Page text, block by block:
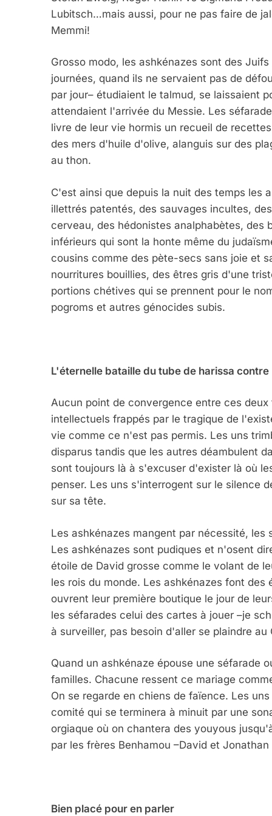
Lubitsch…mais aussi, pour ne pas faire de
Memmi!
Grosso modo, les ashkénazes sont des
journées, quand ils ne servaient pas de
par jour– étudiaient le talmud, se laissaient
attendaient l'arrivée du Messie. Les
livre de leur vie hormis un recueil de
des mers d'huile d'olive, alanguis sur des
au thon.
C'est ainsi que depuis la nuit des temps les
illettrés patentés, des sauvages incultes,
cerveau, des hédonistes analphabètes, des
inférieurs qui sont la honte même du
cousins comme des pète-secs sans joie et
nourritures bouillies, des êtres gris d'une
portions chétives qui se prennent pour le
pogroms et autres génocides subis.
L'éternelle bataille du tube de harissa
Aucun point de convergence entre ces
intellectuels frappés par le tragique de
vie comme ce n'est pas permis. Les uns
disparus tandis que les autres déambulent
sont toujours là à s'excuser d'exister là où
penser. Les uns s'interrogent sur le silence
sur sa tête.
Les ashkénazes mangent par nécessité,
Les ashkénazes sont pudiques et n'osent
étoile de David grosse comme le volant de
les rois du monde. Les ashkénazes font
ouvrent leur première boutique le jour de
les séfarades celui des cartes à jouer –je
à surveiller, pas besoin d'aller se plaindre au
Quand un ashkénaze épouse une séfarade
familles. Chacune ressent ce mariage
On se regarde en chiens de faïence. Les
comité qui se terminera à minuit par une
orgiaque où on chantera des youyous
par les frères Benhamou –David et
Bien placé pour en parler